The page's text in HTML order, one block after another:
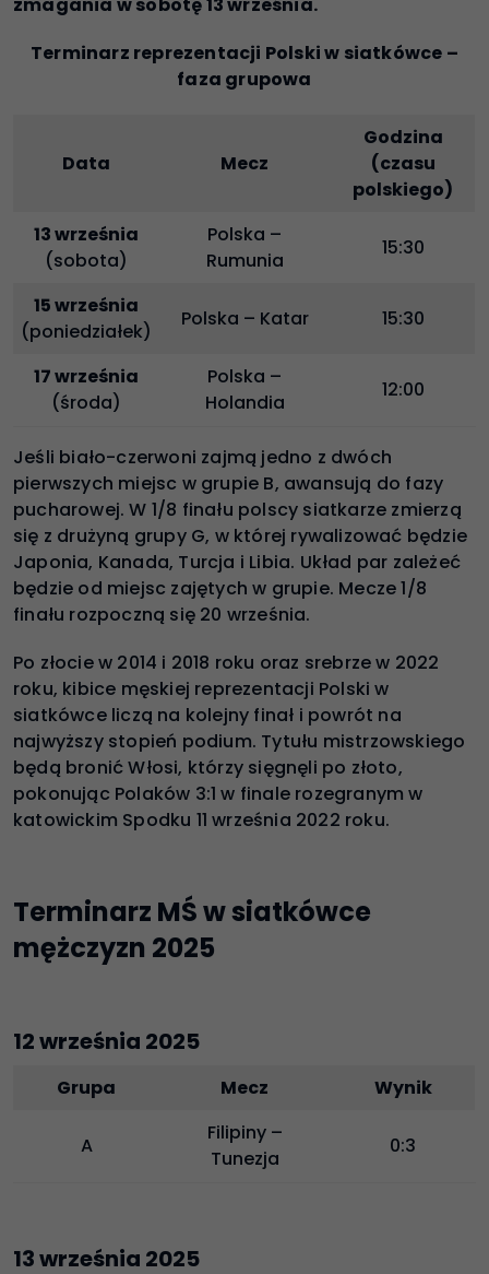
zmagania w sobotę 13 września.
Terminarz reprezentacji Polski w siatkówce –
faza grupowa
Data Mecz
Godzina
(czasu
polskiego)
13 września
(sobota)
Polska –
Rumunia
15:30
15 września
(poniedziałek)
Polska – Katar 15:30
17 września
(środa)
Polska –
Holandia
12:00
Jeśli biało-czerwoni zajmą jedno z dwóch
pierwszych miejsc w grupie B, awansują do fazy
pucharowej. W 1/8 finału polscy siatkarze zmierzą
się z drużyną grupy G, w której rywalizować będzie
Japonia, Kanada, Turcja i Libia. Układ par zależeć
będzie od miejsc zajętych w grupie. Mecze 1/8
finału rozpoczną się 20 września.
Po złocie w 2014 i 2018 roku oraz srebrze w 2022
roku, kibice męskiej reprezentacji Polski w
siatkówce liczą na kolejny finał i powrót na
najwyższy stopień podium. Tytułu mistrzowskiego
będą bronić Włosi, którzy sięgnęli po złoto,
pokonując Polaków 3:1 w finale rozegranym w
katowickim Spodku 11 września 2022 roku.
Terminarz MŚ w siatkówce
mężczyzn 2025
12 września 2025
Grupa Mecz Wynik
A
Filipiny –
Tunezja
0:3
13 września 2025